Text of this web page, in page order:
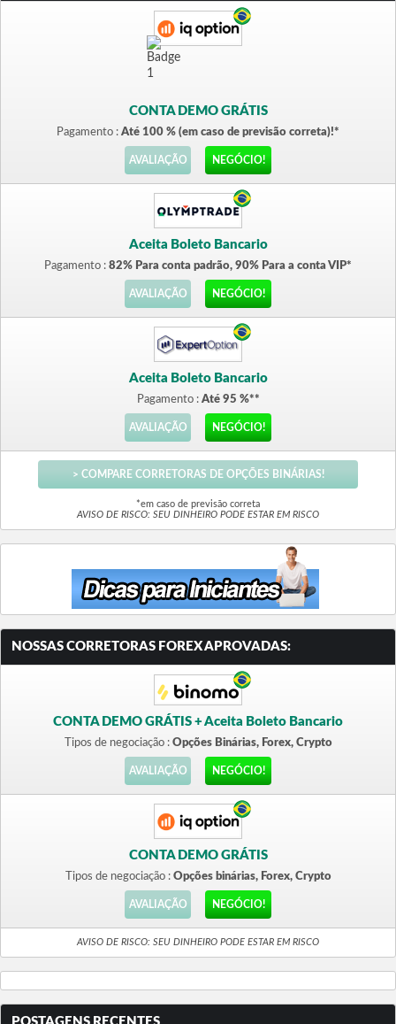
CONTA DEMO GRÁTIS
Pagamento : Até 100 % (em caso de previsão correta)!*
AVALIAÇÃO NEGÓCIO!
Aceita Boleto Bancario
Pagamento : 82% Para conta padrão, 90% Para a conta VIP*
AVALIAÇÃO NEGÓCIO!
Aceita Boleto Bancario
Pagamento : Até 95 %**
AVALIAÇÃO NEGÓCIO!
> COMPARE CORRETORAS DE OPÇÕES BINÁRIAS!
*em caso de previsão correta
AVISO DE RISCO: SEU DINHEIRO PODE ESTAR EM RISCO
NOSSAS CORRETORAS FOREX APROVADAS:
CONTA DEMO GRÁTIS + Aceita Boleto Bancario
Tipos de negociação : Opções Binárias, Forex, Crypto
AVALIAÇÃO NEGÓCIO!
CONTA DEMO GRÁTIS
Tipos de negociação : Opções binárias, Forex, Crypto
AVALIAÇÃO NEGÓCIO!
AVISO DE RISCO: SEU DINHEIRO PODE ESTAR EM RISCO